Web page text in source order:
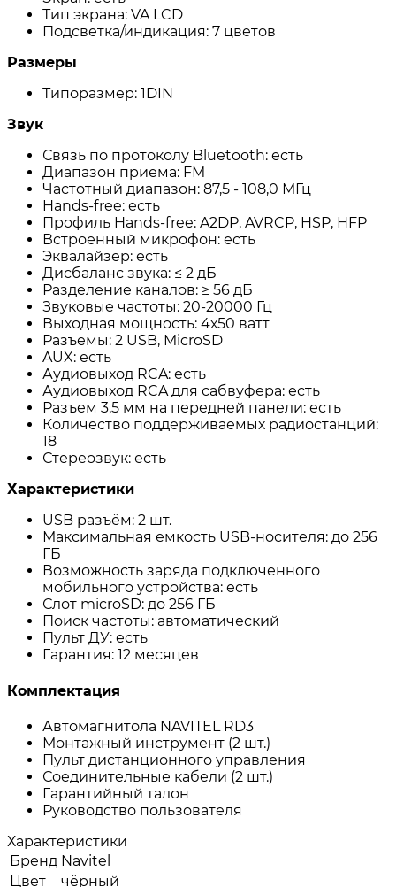
Тип экрана: VA LCD
Подсветка/индикация: 7 цветов
Размеры
Типоразмер: 1DIN
Звук
Связь по протоколу Bluetooth: есть
Диапазон приема: FM
Частотный диапазон: 87,5 - 108,0 МГц
Hands-free: есть
Профиль Hands-free: A2DP, AVRCP, HSP, HFP
Встроенный микрофон: есть
Эквалайзер: есть
Дисбаланс звука: ≤ 2 дБ
Разделение каналов: ≥ 56 дБ
Звуковые частоты: 20-20000 Гц
Выходная мощность: 4х50 ватт
Разъемы: 2 USB, MicroSD
AUX: есть
Аудиовыход RCA: есть
Аудиовыход RCA для сабвуфера: есть
Разъем 3,5 мм на передней панели: есть
Количество поддерживаемых радиостанций:
18
Стереозвук: есть
Характеристики
USB разъём: 2 шт.
Максимальная емкость USB-носителя: до 256
ГБ
Возможность заряда подключенного
мобильного устройства: есть
Слот microSD: до 256 ГБ
Поиск частоты: автоматический
Пульт ДУ: есть
Гарантия: 12 месяцев
Комплектация
Автомагнитола NAVITEL RD3
Монтажный инструмент (2 шт.)
Пульт дистанционного управления
Соединительные кабели (2 шт.)
Гарантийный талон
Руководство пользователя
Характеристики
Бренд Navitel
Цвет
чёрный